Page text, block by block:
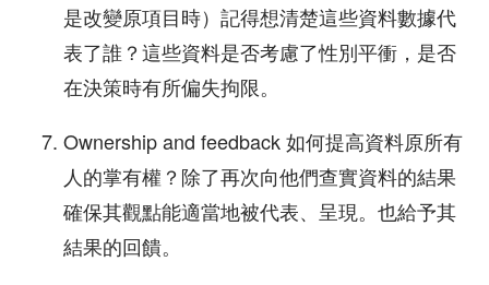
是改變原項目時）記得想清楚這些資料數據代
表了誰？這些資料是否考慮了性別平衝，是否
在決策時有所偏失拘限。
Ownership and feedback 如何提高資料原所有
人的掌有權？除了再次向他們查實資料的結果
確保其觀點能適當地被代表、呈現。也給予其
結果的回饋。